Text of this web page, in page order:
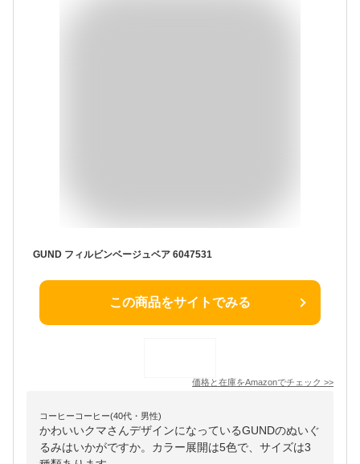
GUND フィルビンベージュベア 6047531
この商品をサイトでみる
価格と在庫をAmazonでチェック >>
コーヒーコーヒー(40代・男性)
かわいいクマさんデザインになっているGUNDのぬいぐ
るみはいかがですか。カラー展開は5色で、サイズは3